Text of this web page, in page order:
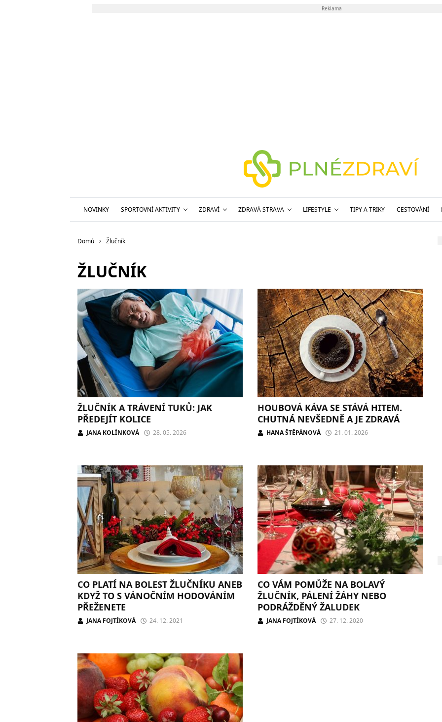
Reklama
NOVINKY SPORTOVNÍ AKTIVITY ZDRAVÍ ZDRAVÁ STRAVA LIFESTYLE TIPY A TRIKY CESTOVÁNÍ
Domů Žlučník
ŽLUČNÍK
ŽLUČNÍK A TRÁVENÍ TUKŮ: JAK
PŘEDEJÍT KOLICE
JANA KOLÍNKOVÁ 28. 05. 2026
HOUBOVÁ KÁVA SE STÁVÁ HITEM.
CHUTNÁ NEVŠEDNĚ A JE ZDRAVÁ
HANA ŠTĚPÁNOVÁ 21. 01. 2026
CO PLATÍ NA BOLEST ŽLUČNÍKU ANEB
KDYŽ TO S VÁNOČNÍM HODOVÁNÍM
PŘEŽENETE
JANA FOJTÍKOVÁ 24. 12. 2021
CO VÁM POMŮŽE NA BOLAVÝ
ŽLUČNÍK, PÁLENÍ ŽÁHY NEBO
PODRÁŽDĚNÝ ŽALUDEK
JANA FOJTÍKOVÁ 27. 12. 2020